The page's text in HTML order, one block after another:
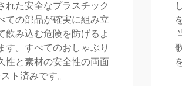
れた安全なプラスチック
ての部品が確実に組み立
飲み込む危険を防げるよ
す。すべてのおしゃぶり
性と素材の安全性の両面
ト済みです。